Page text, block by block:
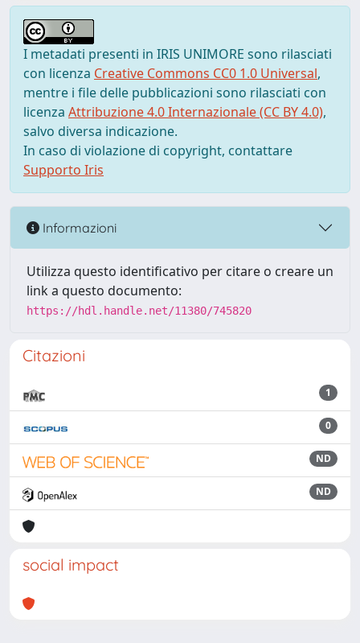
I metadati presenti in IRIS UNIMORE sono rilasciati
con licenza Creative Commons CC0 1.0 Universal,
mentre i file delle pubblicazioni sono rilasciati con
licenza Attribuzione 4.0 Internazionale (CC BY 4.0),
salvo diversa indicazione.
In caso di violazione di copyright, contattare
Supporto Iris
Informazioni
Utilizza questo identificativo per citare o creare un
link a questo documento:
https://hdl.handle.net/11380/745820
Citazioni
1
0
ND
ND
social impact